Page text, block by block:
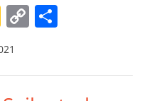
m
G
o
o
gl
C
y p